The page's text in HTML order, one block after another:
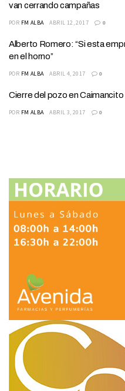
van cerrando campañas
POR FM ALBA ABRIL 12, 2017 0
Alberto Romero: “Si esta
en el horno”
POR FM ALBA ABRIL 4, 2017 0
Cierre del pozo en
POR FM ALBA ABRIL 3, 2017 0